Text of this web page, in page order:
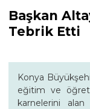
Başkan
Tebrik Etti
Konya
eğitim ve
karnelerini